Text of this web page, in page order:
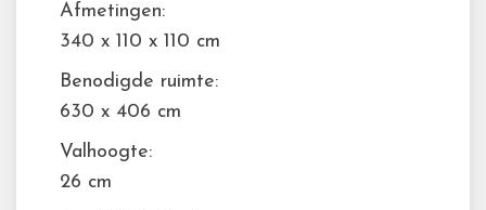
Afmetingen:
340 x 110 x 110 cm
Benodigde ruimte:
630 x 406 cm
Valhoogte:
26 cm